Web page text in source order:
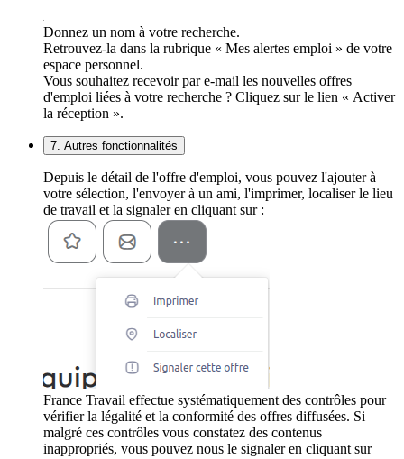
Donnez un nom à votre recherche.
Retrouvez-la dans la rubrique « Mes alertes emploi » de votre
espace personnel.
Vous souhaitez recevoir par e-mail les nouvelles offres
d'emploi liées à votre recherche ? Cliquez sur le lien « Activer
la réception ».
7. Autres fonctionnalités
Depuis le détail de l'offre d'emploi, vous pouvez l'ajouter à
votre sélection, l'envoyer à un ami, l'imprimer, localiser le lieu
de travail et la signaler en cliquant sur :
France Travail effectue systématiquement des contrôles pour
vérifier la légalité et la conformité des offres diffusées. Si
malgré ces contrôles vous constatez des contenus
inappropriés, vous pouvez nous le signaler en cliquant sur